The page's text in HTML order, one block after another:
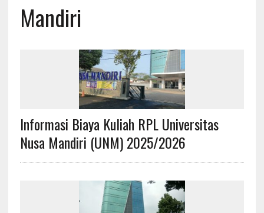
Mandiri
Informasi Biaya Kuliah RPL Universitas
Nusa Mandiri (UNM) 2025/2026